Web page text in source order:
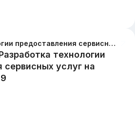
Разработка технологии предоставления сервисных услуг на примере МАП №9